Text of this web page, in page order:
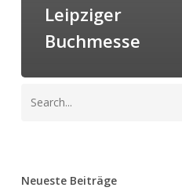
Leipziger
Buchmesse
Neueste Beiträge